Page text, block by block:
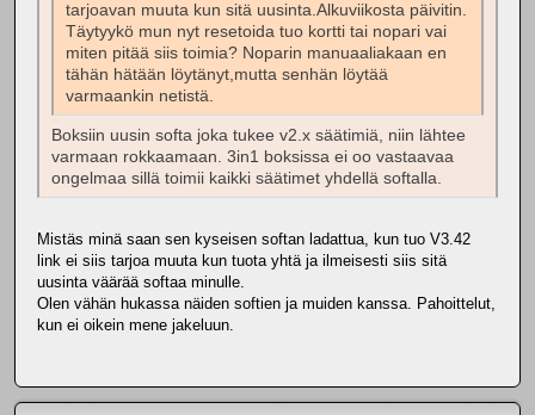
tarjoavan muuta kun sitä uusinta.Alkuviikosta päivitin.
Täytyykö mun nyt resetoida tuo kortti tai nopari vai
miten pitää siis toimia? Noparin manuaaliakaan en
tähän hätään löytänyt,mutta senhän löytää
varmaankin netistä.
Boksiin uusin softa joka tukee v2.x säätimiä, niin lähtee
varmaan rokkaamaan. 3in1 boksissa ei oo vastaavaa
ongelmaa sillä toimii kaikki säätimet yhdellä softalla.
Mistäs minä saan sen kyseisen softan ladattua, kun tuo V3.42
link ei siis tarjoa muuta kun tuota yhtä ja ilmeisesti siis sitä
uusinta väärää softaa minulle.
Olen vähän hukassa näiden softien ja muiden kanssa. Pahoittelut,
kun ei oikein mene jakeluun.